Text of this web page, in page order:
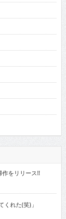
をリリース!!
れた(笑)」